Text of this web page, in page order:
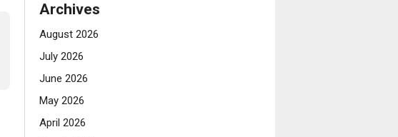
Archives
August 2026
July 2026
June 2026
May 2026
April 2026